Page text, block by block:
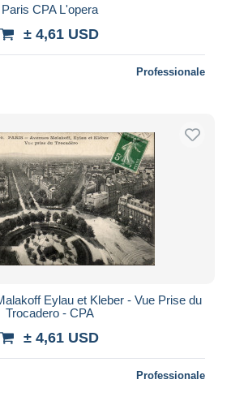
Paris CPA L'opera
± 4,61 USD
Professionale
Eylau et Kleber - Vue Prise du
Trocadero - CPA
± 4,61 USD
Professionale